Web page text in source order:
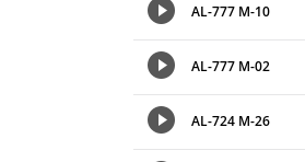
AL-777 M-10
AL-777 M-02
AL-724 M-26